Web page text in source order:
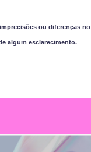
ou diferenças no
algum esclarecimento.